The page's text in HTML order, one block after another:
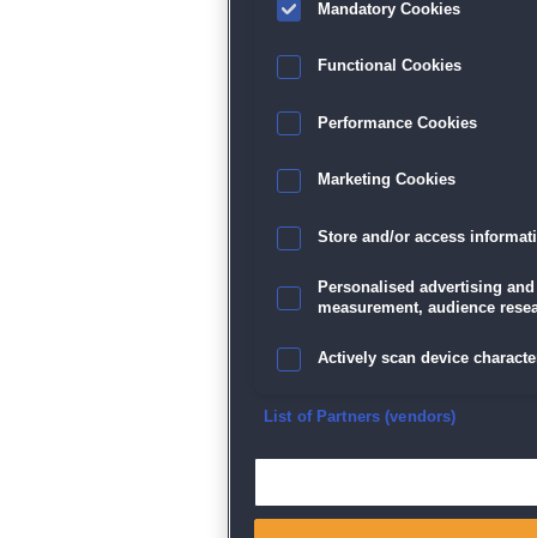
Mandatory Cookies
Functional Cookies
Performance Cookies
Marketing Cookies
Store and/or access
Personalised advertising
measurement, audience
Actively scan device
Ensure security, prevent
List of Partners (vendors)